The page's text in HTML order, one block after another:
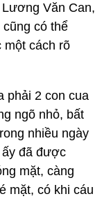
Văn Can,
có thể
một cách rõ
phải 2 con cua
ngõ nhỏ, bất
nhiều ngày
đã được
mặt, càng
mặt, có khi cáu